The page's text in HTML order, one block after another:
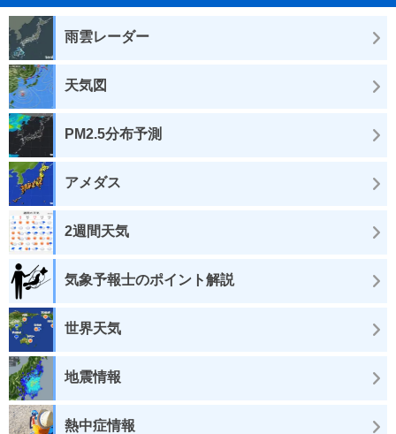
雨雲レーダー
天気図
PM2.5分布予測
アメダス
2週間天気
気象予報士のポイント解説
世界天気
地震情報
熱中症情報